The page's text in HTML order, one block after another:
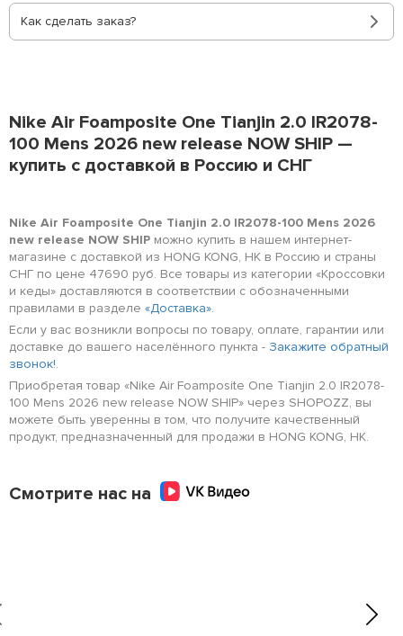
Как сделать заказ?
Nike Air Foamposite One Tianjin 2.0 IR2078-
100 Mens 2026 new release NOW SHIP —
купить с доставкой в Россию и СНГ
Nike Air Foamposite One Tianjin 2.0 IR2078-100 Mens 2026
new release NOW SHIP можно купить в нашем интернет-
магазине с доставкой из HONG KONG, HK в Россию и страны
СНГ по цене 47690 руб. Все товары из категории «Кроссовки
и кеды» доставляются в соответствии с обозначенными
правилами в разделе «Доставка».
Если у вас возникли вопросы по товару, оплате, гарантии или
доставке до вашего населённого пункта - Закажите обратный
звонок!.
Приобретая товар «Nike Air Foamposite One Tianjin 2.0 IR2078-
100 Mens 2026 new release NOW SHIP» через SHOPOZZ, вы
можете быть уверенны в том, что получите качественный
продукт, предназначенный для продажи в HONG KONG, HK.
Смотрите нас на